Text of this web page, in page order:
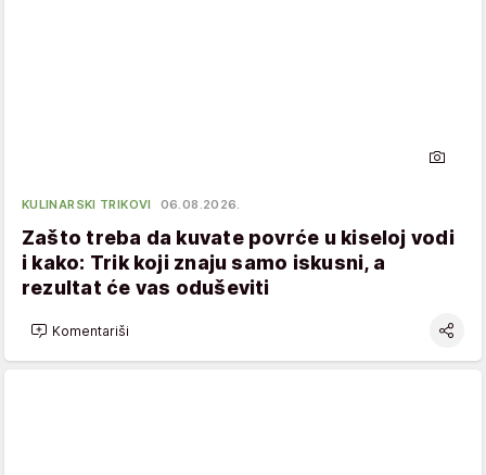
KULINARSKI TRIKOVI 06.08.2026.
Zašto treba da kuvate povrće u kiseloj vodi
i kako: Trik koji znaju samo iskusni, a
rezultat će vas oduševiti
Komentariši